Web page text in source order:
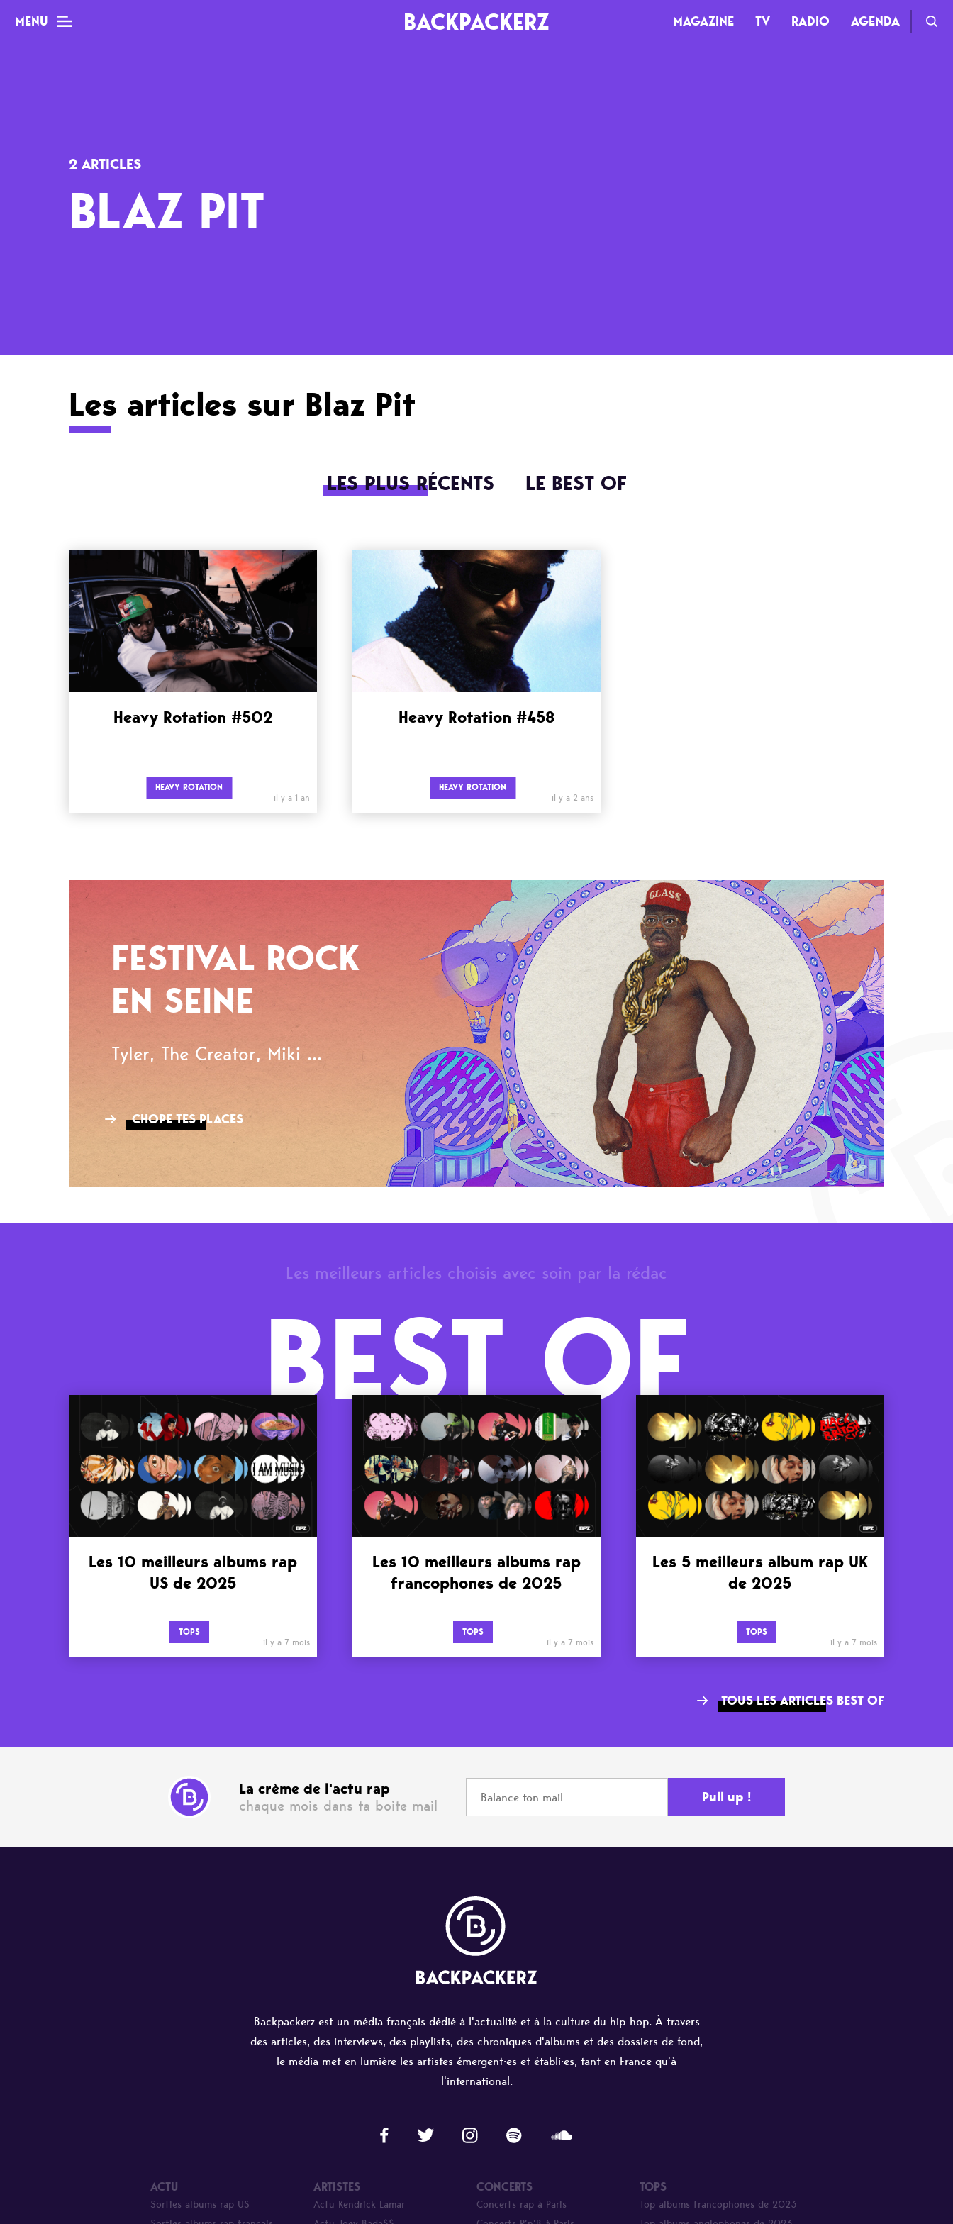
MENU BACKPACKERZ MAGAZINE TV RADIO AGENDA
Tops
Interviews
Chroniques
2 ARTICLES
BLAZ PIT
Les articles sur Blaz Pit
LES PLUS RÉCENTS LE BEST OF
Heavy Rotation #502
HEAVY ROTATION
il y a 1 an
Heavy Rotation #458
HEAVY ROTATION
il y a 2 ans
FESTIVAL ROCK
EN SEINE
Tyler, The Creator, Miki ...
CHOPE TES PLACES
Les meilleurs articles choisis avec soin par la rédac
BEST OF
Les 10 meilleurs albums rap
US de 2025
TOPS
il y a 7 mois
Les 10 meilleurs albums rap
francophones de 2025
TOPS
il y a 7 mois
Les 5 meilleurs album rap UK
de 2025
TOPS
il y a 7 mois
TOUS LES ARTICLES BEST OF
La crème de l'actu rap
chaque mois dans ta boite mail
Backpackerz est un média français dédié à l'actualité et à la culture du hip-hop. À travers
des articles, des interviews, des playlists, des chroniques d'albums et des dossiers de fond,
le média met en lumière les artistes émergent·es et établi·es, tant en France qu'à
l'international.
ACTU
Sorties albums rap US
ARTISTES
Actu Kendrick Lamar
CONCERTS
Concerts rap à Paris
TOPS
Top albums francophones de 2023